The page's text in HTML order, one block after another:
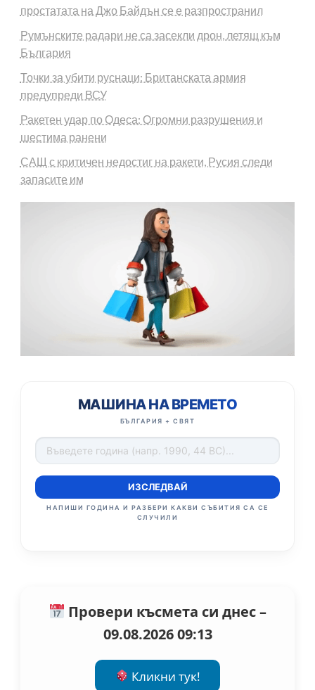
простатата на Джо Байдън се е разпространил
Румънските радари не са засекли дрон, летящ към
България
Точки за убити руснаци: Британската армия
предупреди ВСУ
Ракетен удар по Одеса: Огромни разрушения и
шестима ранени
САЩ с критичен недостиг на ракети, Русия следи
запасите им
МАШИНА НА ВРЕМЕТО
БЪЛГАРИЯ + СВЯТ
ИЗСЛЕДВАЙ
НАПИШИ ГОДИНА И РАЗБЕРИ КАКВИ СЪБИТИЯ СА СЕ
СЛУЧИЛИ
Провери късмета си днес –
09.08.2026 09:13
Кликни тук!